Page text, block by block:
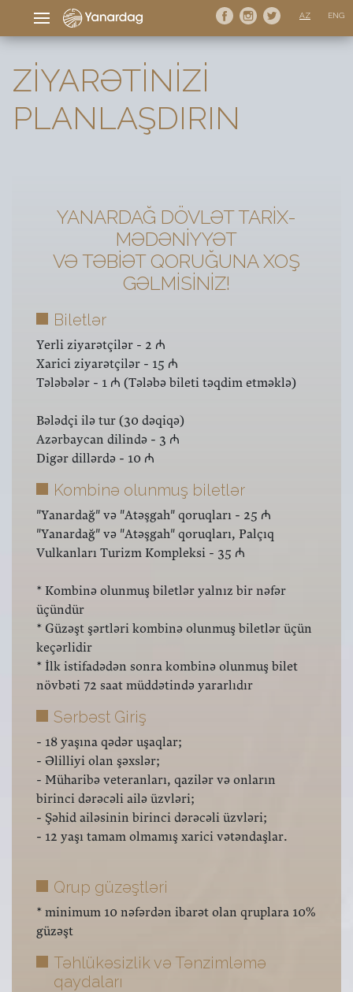
AZ ENG
ZIYARƏTINIZI
PLANLAŞDIRIN
YANARDAĞ DÖVLƏT TARİX-
MƏDƏNİYYƏT
VƏ TƏBİƏT QORUĞUNA XOŞ
GƏLMİSİNİZ!
Biletlər
Yerli ziyarətçilər - 2 ₼
Xarici ziyarətçilər - 15 ₼
Tələbələr - 1 ₼ (Tələbə bileti təqdim etməklə)
Bələdçi ilə tur (30 dəqiqə)
Azərbaycan dilində - 3 ₼
Digər dillərdə - 10 ₼
Kombinə olunmuş biletlər
"Yanardağ" və "Atəşgah" qoruqları - 25 ₼
"Yanardağ" və "Atəşgah" qoruqları, Palçıq
Vulkanları Turizm Kompleksi - 35 ₼
* Kombinə olunmuş biletlər yalnız bir nəfər
üçündür
* Güzəşt şərtləri kombinə olunmuş biletlər üçün
keçərlidir
* İlk istifadədən sonra kombinə olunmuş bilet
növbəti 72 saat müddətində yararlıdır
Sərbəst Giriş
- 18 yaşına qədər uşaqlar;
- Əlilliyi olan şəxslər;
- Müharibə veteranları, qazilər və onların
birinci dərəcəli ailə üzvləri;
- Şəhid ailəsinin birinci dərəcəli üzvləri;
- 12 yaşı tamam olmamış xarici vətəndaşlar.
Qrup güzəştləri
* minimum 10 nəfərdən ibarət olan qruplara 10%
güzəşt
Təhlükəsizlik və Tənzimləmə
qaydaları